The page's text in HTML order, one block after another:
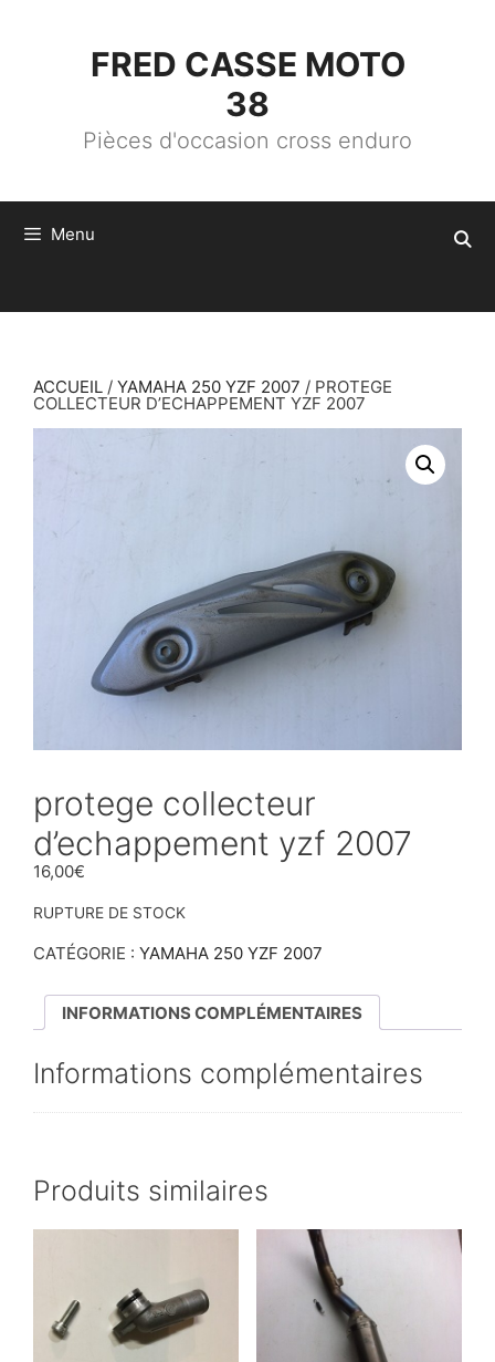
FRED CASSE MOTO
38
Pièces d'occasion cross enduro
Menu
ACCUEIL / YAMAHA 250 YZF 2007 / PROTEGE
COLLECTEUR D’ECHAPPEMENT YZF 2007
protege collecteur
d’echappement yzf 2007
16,00€
RUPTURE DE STOCK
CATÉGORIE : YAMAHA 250 YZF 2007
INFORMATIONS COMPLÉMENTAIRES
Informations complémentaires
Produits similaires